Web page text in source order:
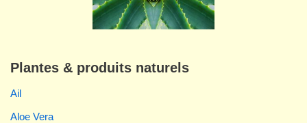
Plantes & produits naturels
Ail
Aloe Vera